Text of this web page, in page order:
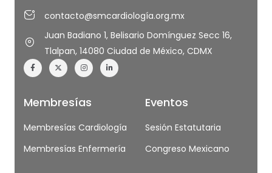
contacto@smcardiología.org.mx
Juan Badiano 1, Belisario Domínguez Secc 16,
Tlalpan, 14080 Ciudad de México, CDMX
Membresías
Membresías Cardiología
Membresías Enfermería
Eventos
Sesión Estatutaria
Congreso Mexicano